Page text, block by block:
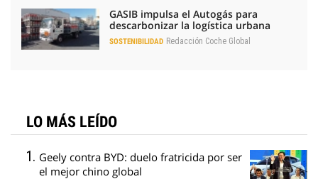
GASIB impulsa el Autogás para
descarbonizar la logística urbana
SOSTENIBILIDAD Redacción Coche Global
LO MÁS LEÍDO
Geely contra BYD: duelo fratricida por ser
el mejor chino global